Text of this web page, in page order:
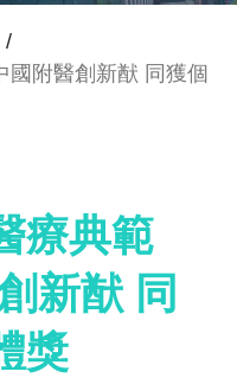
/
國附醫創新猷 同獲個
療典範
新猷 同
獎